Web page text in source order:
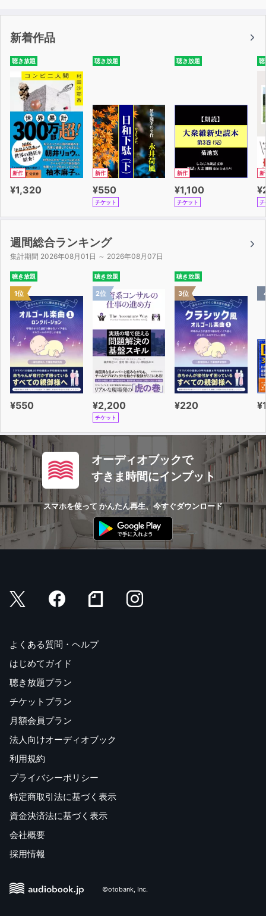
新着作品
聴き放題
新作
¥1,320
聴き放題
新作
¥550
チケット
聴き放題
新作
¥1,100
チケット
聴
新
チ
週間総合ランキング
集計期間 2026年08月01日 ～ 2026年08月07日
聴き放題
1位
¥550
聴き放題
2位
¥2,200
チケット
聴き放題
3位
¥220
オーディオブックで
すきま時間にインプット
スマホを使って かんたん再生、今すぐダウンロード
よくある質問・ヘルプ
はじめてガイド
聴き放題プラン
チケットプラン
月額会員プラン
法人向けオーディオブック
利用規約
プライバシーポリシー
特定商取引法に基づく表示
資金決済法に基づく表示
会社概要
採用情報
©otobank, Inc.